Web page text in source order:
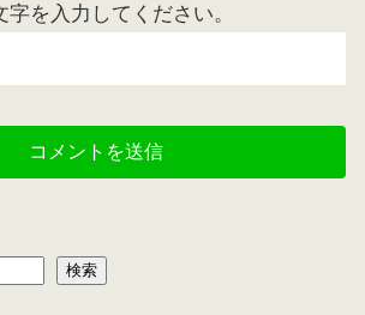
を入力してください。
検索